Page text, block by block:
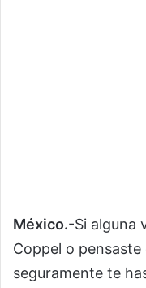
México.-Si alguna
Coppel o
seguramente te